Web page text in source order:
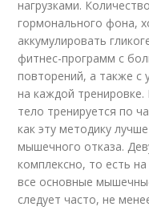
нагрузками.
гормонального фона,
аккумулировать
фитнес-программ с
повторений, а также с
на каждой тренировке.
тело тренируется по
как эту методику
мышечного отказа.
комплексно, то есть
все основные
следует часто, не